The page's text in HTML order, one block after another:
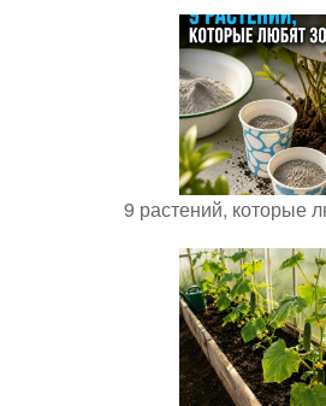
9 растений, которые